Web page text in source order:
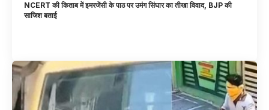
NCERT की किताब में इमरजेंसी के पाठ पर उमंग सिंघार का तीखा विवाद, BJP की
साजिश बताई